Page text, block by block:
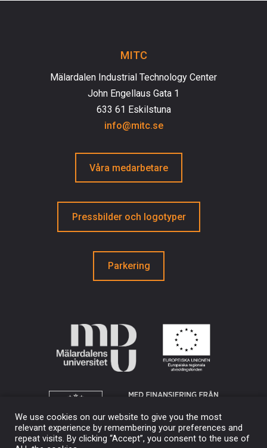
MITC
Mälardalen Industrial Technology Center
John Engellaus Gata 1
633 61 Eskilstuna
info@mitc.se
Våra medarbetare
Pressbilder och logotyper
Parkering
We use cookies on our website to give you the most
relevant experience by remembering your preferences and
repeat visits. By clicking “Accept”, you consent to the use of